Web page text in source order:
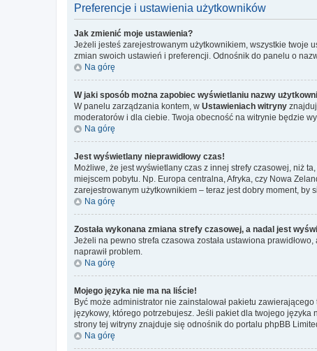
Preferencje i ustawienia użytkowników
Jak zmienić moje ustawienia?
Jeżeli jesteś zarejestrowanym użytkownikiem, wszystkie twoje
zmian swoich ustawień i preferencji. Odnośnik do panelu o
Na górę
W jaki sposób można zapobiec wyświetlaniu nazwy
W panelu zarządzania kontem, w Ustawieniach witryny
moderatorów i dla ciebie. Twoja obecność na witrynie będzie
Na górę
Jest wyświetlany nieprawidłowy czas!
Możliwe, że jest wyświetlany czas z innej strefy czasowej, niż
miejscem pobytu. Np. Europa centralna, Afryka, czy Nowa
zarejestrowanym użytkownikiem – teraz jest dobry moment, by
Na górę
Została wykonana zmiana strefy czasowej, a nadal jest
Jeżeli na pewno strefa czasowa została ustawiona
naprawił problem.
Na górę
Mojego języka nie ma na liście!
Być może administrator nie zainstalował pakietu
językowy, którego potrzebujesz. Jeśli pakiet dla twojego
strony tej witryny znajduje się odnośnik do portalu phpBB
Na górę